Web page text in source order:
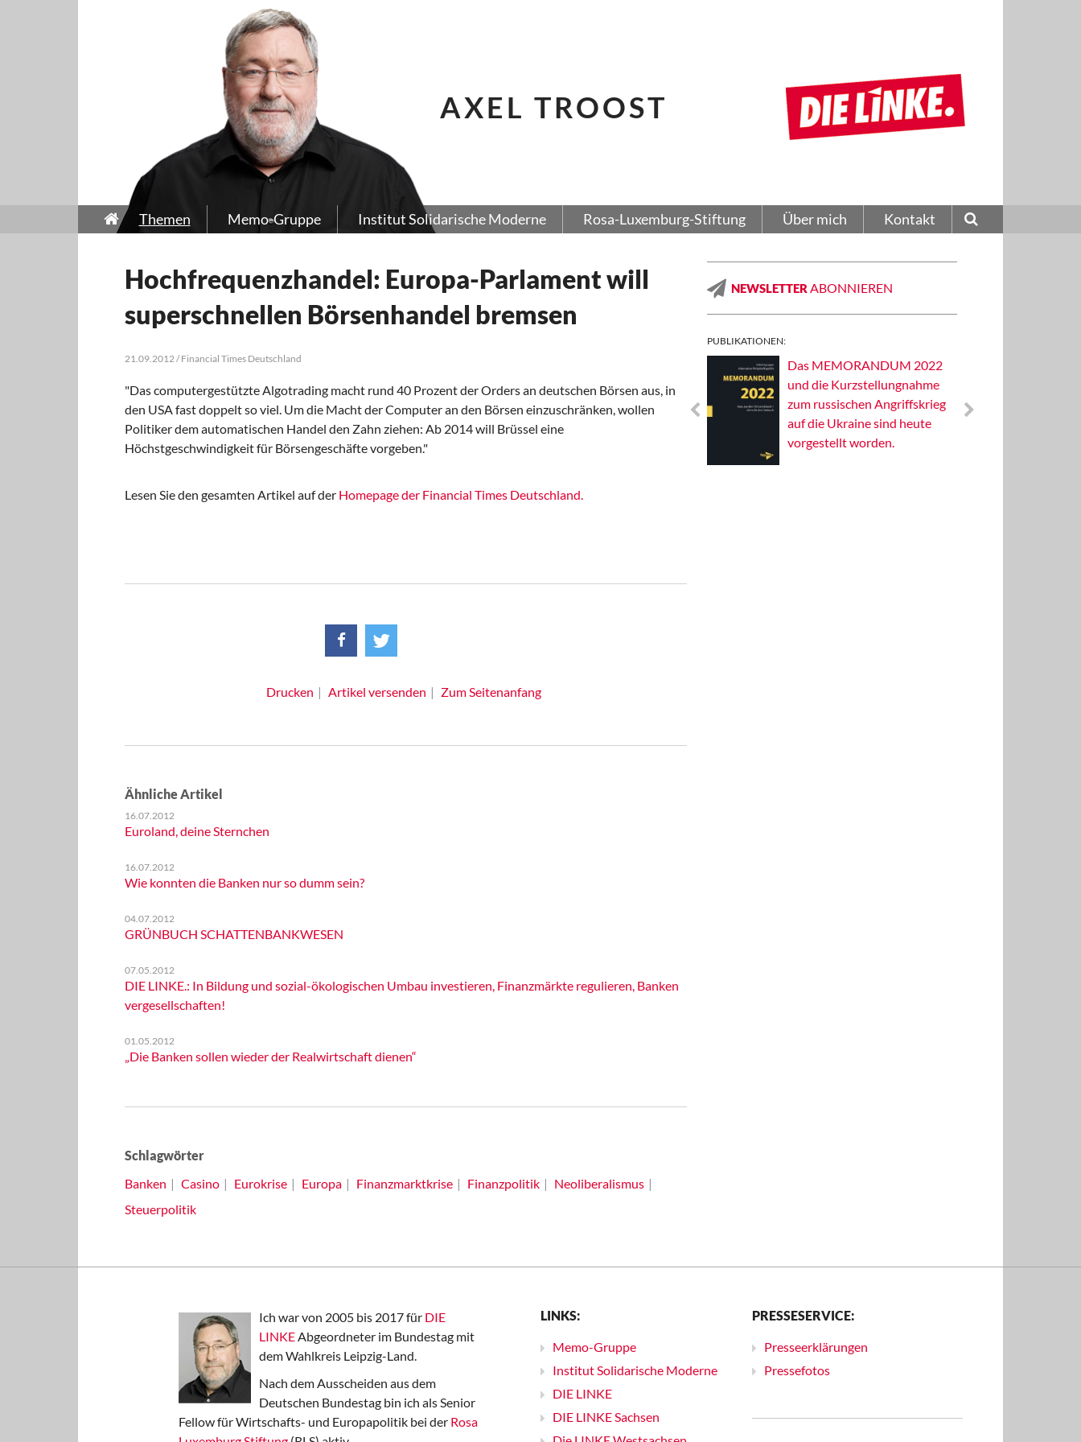
AXEL TROOST
Themen Memo-Gruppe Institut Solidarische Moderne Rosa-Luxemburg-Stiftung Über mich Kontakt
Hochfrequenzhandel: Europa-Parlament will
superschnellen Börsenhandel bremsen
21.09.2012 / Financial Times Deutschland
"Das computergestützte Algotrading macht rund 40 Prozent der Orders an deutschen Börsen aus, in
den USA fast doppelt so viel. Um die Macht der Computer an den Börsen einzuschränken, wollen
Politiker dem automatischen Handel den Zahn ziehen: Ab 2014 will Brüssel eine
Höchstgeschwindigkeit für Börsengeschäfte vorgeben."
Lesen Sie den gesamten Artikel auf der Homepage der Financial Times Deutschland.
Drucken Artikel versenden Zum Seitenanfang
Ähnliche Artikel
16.07.2012
Euroland, deine Sternchen
16.07.2012
Wie konnten die Banken nur so dumm sein?
04.07.2012
GRÜNBUCH SCHATTENBANKWESEN
07.05.2012
DIE LINKE.: In Bildung und sozial-ökologischen Umbau investieren, Finanzmärkte regulieren, Banken
vergesellschaften!
01.05.2012
„Die Banken sollen wieder der Realwirtschaft dienen“
Schlagwörter
Banken
Casino Eurokrise Europa Finanzmarktkrise Finanzpolitik
Neoliberalismus
Steuerpolitik
NEWSLETTER ABONNIEREN
PUBLIKATIONEN:
Mosaiklinke Perspektiven
Das MEMORANDUM 2022
und die Kurzstellungnahme
zum russischen Angriffskrieg
auf die Ukraine sind heute
vorgestellt worden.
Ich war von 2005 bis 2017 für DIE
LINKEAbgeordneter im Bundestag mit
dem Wahlkreis Leipzig-Land.
Nach dem Ausscheiden aus dem
Deutschen Bundestag bin ich als Senior
Fellow für Wirtschafts- und Europapolitik bei der Rosa
LINKS:
Memo-Gruppe
Institut Solidarische Moderne
DIE LINKE
DIE LINKE Sachsen
PRESSESERVICE:
Presseerklärungen
Pressefotos